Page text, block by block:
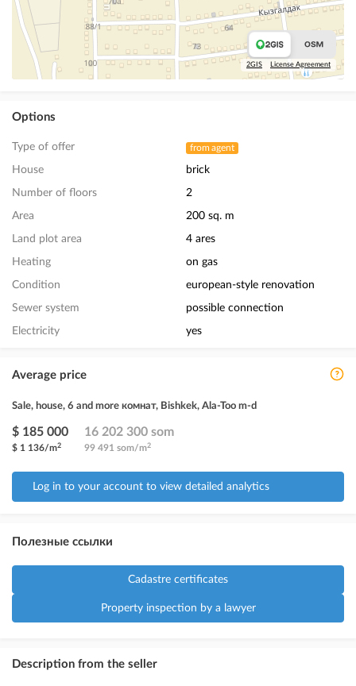
2GIS License Agreement
Options
Type of offer from agent
House brick
Number of floors 2
Area 200 sq. m
Land plot area 4 ares
Heating on gas
Condition european-style renovation
Sewer system possible connection
Electricity yes
Average price
Sale, house, 6 and more комнат, Bishkek, Ala-Too m-d
$ 185 000
$ 1 136/m2
16 202 300 som
99 491 som/m2
Log in to your account to view detailed analytics
Полезные ссылки
Cadastre certificates
Property inspection by a lawyer
Description from the seller